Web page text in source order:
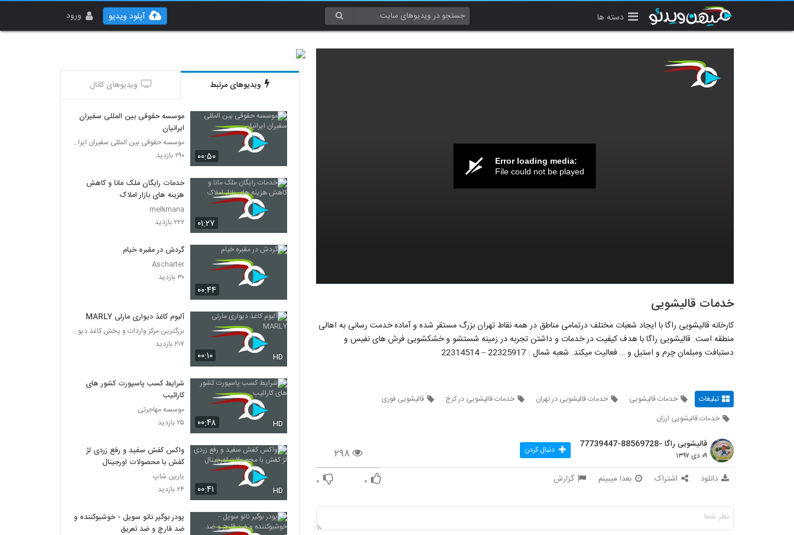
دسته ها ورود آپلود ویدیو
Error loading media:
File could not be played
خدمات قالیشویی
کارخانه قالیشویی راگا با ایجاد شعبات مختلف درتمامی مناطق در همه نقاط تهران بزرگ مستقر شده و آماده خدمت رسانی به اهالی
منطقه است. قالیشویی راگا با هدف کیفیت در خدمات و داشتن تجربه در زمینه شستشو و خشکشویی فرش های نفیس و
دستبافت ومبلمان چرم و استیل و … فعالیت میکند. شعبه شمال : 22325917 – 22314514
تبلیغات خدمات قالیشویی خدمات قالیشویی در تهران خدمات قالیشویی در کرج
قالیشویی فوری
خدمات قالیشویی ارزان
۲۹۸
قالیشویی راگا -88569728-77739447
۰۹ دی ۱۳۹۷ دنبال کردن
دانلود اشتراک بعدا میبینم گزارش ۰ ۰
ویدیوهای مرتبط ویدیوهای کانال
۰۰:۵۰
موسسه حقوقی بین المللی سفیران
ایرانیان
موسسه حقوقی بین المللی سفیران ایرانیان
۲۹۰ بازدید
۰۱:۲۷
خدمات رایگان ملک مانا و کاهش
هزینه های بازار املاک
melkmana
۲۲۲ بازدید
۰۰:۴۴
گردش در مقبره خیام
Ascharter
۳۰ بازدید
۰۰:۱۰ HD
آلبوم کاغذ دیواری مارلی MARLY
بزرگترین مرکز واردات و پخش کاغذ دیواری
۲۱۷ بازدید
۰۰:۴۸ HD
شرایط کسب پاسپورت کشور های
کارائیب
موسسه مهاجرتی
۲۵ بازدید
۰۰:۴۱ HD
واکس کفش سفید و رفع زردی لژ
کفش با محصولات اورجینال
یارین شاپ
۲۴ بازدید
پودر بوگیر نانو سویل - خوشبوکننده و
ضد قارچ و ضد تعریق